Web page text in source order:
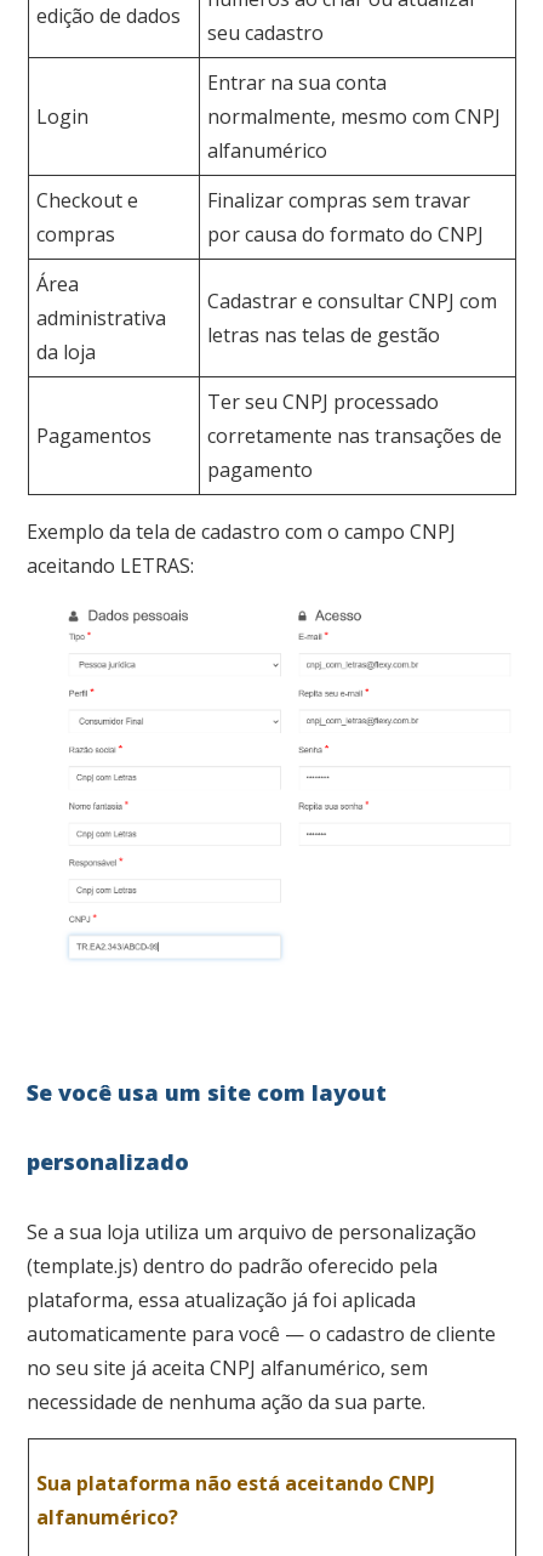
edição de dados
seu cadastro
Login
Entrar na sua conta
normalmente, mesmo com CNPJ
alfanumérico
Checkout e
compras
Finalizar compras sem travar
por causa do formato do CNPJ
Área
administrativa
da loja
Cadastrar e consultar CNPJ com
letras nas telas de gestão
Pagamentos
Ter seu CNPJ processado
corretamente nas transações de
pagamento
Exemplo da tela de cadastro com o campo CNPJ
aceitando LETRAS:
Se você usa um site com layout
personalizado
Se a sua loja utiliza um arquivo de personalização
(template.js) dentro do padrão oferecido pela
plataforma, essa atualização já foi aplicada
automaticamente para você — o cadastro de cliente
no seu site já aceita CNPJ alfanumérico, sem
necessidade de nenhuma ação da sua parte.
Sua plataforma não está aceitando CNPJ
alfanumérico?